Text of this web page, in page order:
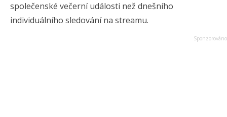
společenské večerní události než dnešního
individuálního sledování na streamu.